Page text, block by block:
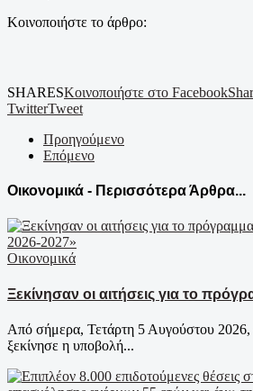
Κοινοποιήστε το άρθρο:
SHARESΚοινοποιήστε στο Facebook
TwitterTweet
Προηγούμενο
Επόμενο
Οικονομικά - Περισσότερα Άρθρα...
Οικονομικά
Ξεκίνησαν οι αιτήσεις για το
Από σήμερα, Τετάρτη 5 Αυγούστου 2026,
ξεκίνησε η υποβολή...